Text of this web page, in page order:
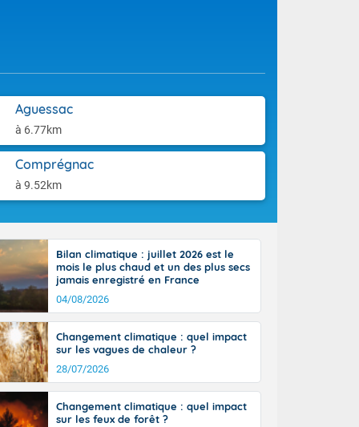
Aguessac
à 6.77km
Comprégnac
à 9.52km
sur
sur le sud
nord-ouest
entre 50 et
résiste sur
Alpes à
et 20
du
50-60 km/h
les
l'après-
général, 14
il fait
30 à 35
Bilan climatique : juillet 2026 est le
mois le plus chaud et un des plus secs
jamais enregistré en France
04/08/2026
Changement climatique : quel impact
sur les vagues de chaleur ?
28/07/2026
Changement climatique : quel impact
sur les feux de forêt ?